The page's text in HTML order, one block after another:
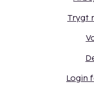
Trygt
Login